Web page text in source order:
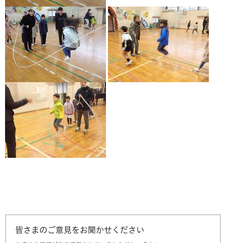
皆さまのご意見をお聞かせください